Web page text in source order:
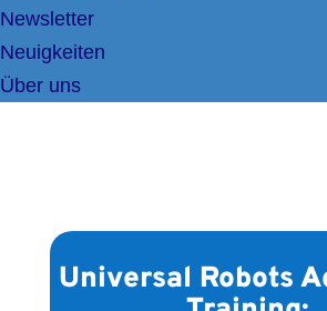
Newsletter
Neuigkeiten
Über uns
Universal Robots